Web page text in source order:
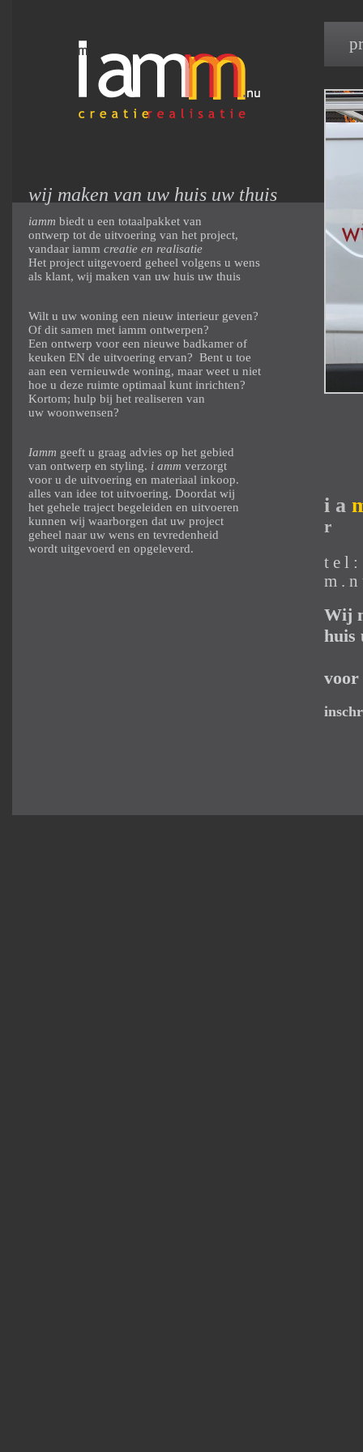
wij maken van uw huis uw thuis
iamm biedt u een totaalpakket van
ontwerp tot de uitvoering van het project,
vandaar iamm creatie en realisatie
Het project uitgevoerd geheel volgens u wens
als klant, wij maken van uw huis uw thuis
Wilt u uw woning een nieuw interieur geven?
Of dit samen met iamm ontwerpen?
Een ontwerp voor een nieuwe badkamer of
keuken EN de uitvoering ervan? Bent u toe
aan een vernieuwde woning, maar weet u niet
hoe u deze ruimte optimaal kunt inrichten?
Kortom; hulp bij het realiseren van
uw woonwensen?
Iamm geeft u graag advies op het gebied
van ontwerp en styling. i amm verzorgt
voor u de uitvoering en materiaal inkoop.
alles van idee tot uitvoering. Doordat wij
het gehele traject begeleiden en uitvoeren
kunnen wij waarborgen dat uw project
geheel naar uw wens en tevredenheid
wordt uitgevoerd en opgeleverd.
i a
r
t e l
m . n
Wij
huis
voor